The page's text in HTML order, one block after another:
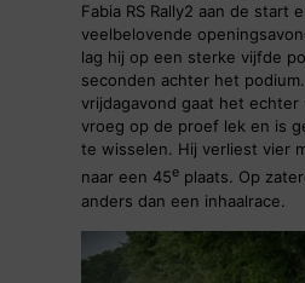
Fabia RS Rally2 aan de start
veelbelovende
lag hij op een sterke vijfde
seconden achter het
vrijdagavond gaat het echter
vroeg op de proef lek en is
te wisselen. Hij verliest vier
naar een 45eplaats. Op
anders dan een inhaalrace.